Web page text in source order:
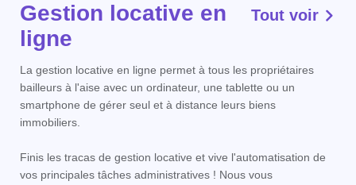
Gestion locative en
ligne
Tout voir
La gestion locative en ligne permet à tous les propriétaires
bailleurs à l'aise avec un ordinateur, une tablette ou un
smartphone de gérer seul et à distance leurs biens
immobiliers.
Finis les tracas de gestion locative et vive l'automatisation de
vos principales tâches administratives ! Nous vous